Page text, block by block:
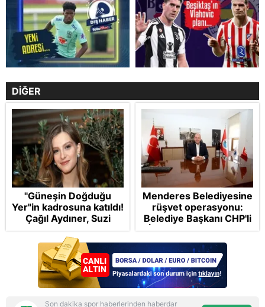
DİĞER
"Güneşin Doğduğu
Yer"in kadrosuna katıldı!
Çağıl Aydıner, Suzi
karakteriyle geliyor
Menderes Belediyesine
rüşvet operasyonu:
Belediye Başkanı CHP'li
İlkay Çiçek tutuklandı
Son dakika spor haberlerinden haberdar